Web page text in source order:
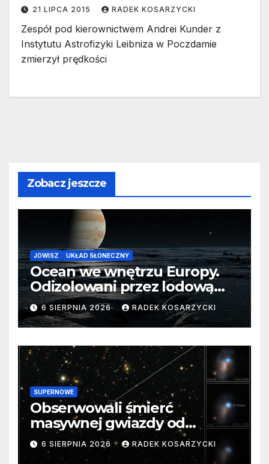
21 LIPCA 2015 RADEK KOSARZYCKI
Zespół pod kierownictwem Andrei Kunder z
Instytutu Astrofizyki Leibniza w Poczdamie
zmierzył prędkości
Zobacz jeszcze
JOWISZ UKŁAD SŁONECZNY
Ocean we wnętrzu Europy.
Odizolowani przez lodową
barierę
6 SIERPNIA 2026 RADEK KOSARZYCKI
SUPERNOWE
Obserwowali śmierć
masywnej gwiazdy od
samego początku. Niezwykle
cenne dane
6 SIERPNIA 2026 RADEK KOSARZYCKI